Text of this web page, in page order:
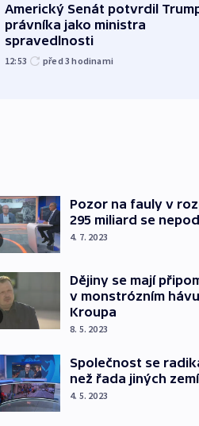
Americký Senát potvrdil
právníka jako ministra
spravedlnosti
12:53 před 3hodinami
Pozor na fauly v
295 miliard se
4. 7. 2023
Dějiny se mají
v monstrózním
Kroupa
8. 5. 2023
Společnost se
než řada jiných
4. 5. 2023